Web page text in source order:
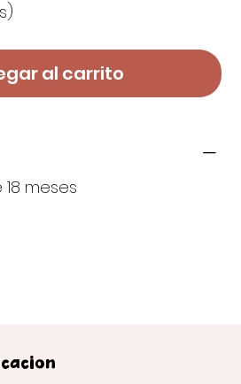
al carrito
meses